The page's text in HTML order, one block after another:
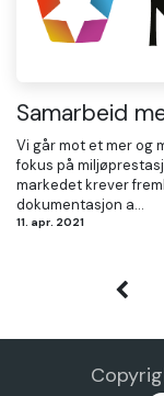
Samarbeid
Vi går mot et mer og
fokus på
markedet krever
dokumentasjon a...
11. apr. 2021